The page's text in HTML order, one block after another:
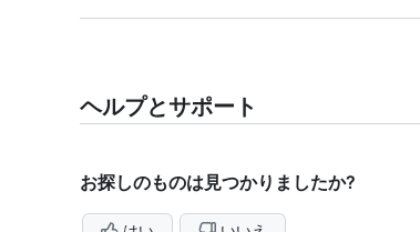
ヘルプとサポート
お探しのものは見つかりましたか?